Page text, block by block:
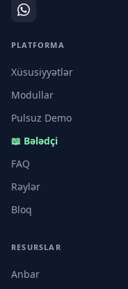
PLATFORMA
Xüsusiyyətlər
Modullar
Pulsuz Demo
📖 Bələdçi
FAQ
Rəylər
Bloq
RESURSLAR
Anbar